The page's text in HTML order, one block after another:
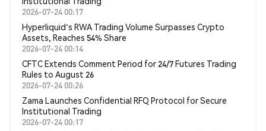
2026-07-24 00:17
Hyperliquid's RWA Trading Volume Surpasses Crypto
Assets, Reaches 54% Share
2026-07-24 00:14
CFTC Extends Comment Period for 24/7 Futures Trading
Rules to August 26
2026-07-24 00:26
Zama Launches Confidential RFQ Protocol for Secure
Institutional Trading
2026-07-24 00:17